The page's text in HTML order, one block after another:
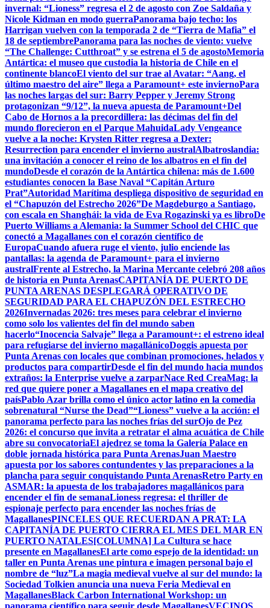
invernal: “Lioness” regresa el 2 de agosto con Zoe Saldaña y
Nicole Kidman en modo guerraPanorama bajo techo: los
Harrigan vuelven con la temporada 2 de “Tierra de Mafia” el
18 de septiembrePanorama para las noches de viento: vuelve
“The Challenge: Cutthroat” y se estrena el 5 de agostoMemoria
Antártica: el museo que custodia la historia de Chile en el
continente blancoEl viento del sur trae al Avatar: “Aang, el
último maestro del aire” llega a Paramount+ este inviernoPara
las noches largas del sur: Barry Pepper y Jeremy Strong
protagonizan “9/12”, la nueva apuesta de Paramount+Del
Cabo de Hornos a la precordillera: las décimas del fin del
mundo florecieron en el Parque MahuidaLady Vengeance
vuelve a la noche: Krysten Ritter regresa a Dexter:
Resurrection para encender el invierno australAlbatroslandia:
una invitación a conocer el reino de los albatros en el fin del
mundoDesde el corazón de la Antártica chilena: más de 1.600
estudiantes conocen la Base Naval “Capitán Arturo
Prat”Autoridad Marítima despliega dispositivo de seguridad en
el “Chapuzón del Estrecho 2026”De Magdeburgo a Santiago,
con escala en Shanghái: la vida de Eva Rogazinski ya es libroDe
Puerto Williams a Alemania: la Summer School del CHIC que
conectó a Magallanes con el corazón científico de
EuropaCuando afuera ruge el viento, julio enciende las
pantallas: la agenda de Paramount+ para el invierno
australFrente al Estrecho, la Marina Mercante celebró 208 años
de historia en Punta ArenasCAPITANÍA DE PUERTO DE
PUNTA ARENAS DESPLEGARÁ OPERATIVO DE
SEGURIDAD PARA EL CHAPUZÓN DEL ESTRECHO
2026Invernadas 2026: tres meses para celebrar el invierno
como solo los valientes del fin del mundo saben
hacerlo“Inocencia Salvaje” llega a Paramount+: el estreno ideal
para refugiarse del invierno magallánicoDoggis apuesta por
Punta Arenas con locales que combinan promociones, helados y
productos para compartirDesde el fin del mundo hacia mundos
extraños: la Enterprise vuelve a zarparNace Red CreaMag: la
red que quiere poner a Magallanes en el mapa creativo del
paísPablo Azar brilla como el único actor latino en la comedia
sobrenatural “Nurse the Dead”“Lioness” vuelve a la acción: el
panorama perfecto para las noches frías del surOjo de Pez
2026: el concurso que invita a retratar el alma acuática de Chile
abre su convocatoriaEl ajedrez se toma la Galería Palace en
doble jornada histórica para Punta ArenasJuan Maestro
apuesta por los sabores contundentes y las preparaciones a la
plancha para seguir conquistando Punta ArenasRetro Party en
ASMAR: la apuesta de los trabajadores magallánicos para
encender el fin de semanaLioness regresa: el thriller de
espionaje perfecto para encender las noches frías de
MagallanesPINCELES QUE RECUERDAN A PRAT: LA
CAPITANÍA DE PUERTO CIERRA EL MES DEL MAR EN
PUERTO NATALES[COLUMNA] La Cultura se hace
presente en MagallanesEl arte como espejo de la identidad: un
taller en Punta Arenas une pintura e imagen personal bajo el
nombre de “luz”La magia medieval vuelve al sur del mundo: la
Sociedad Tolkien anuncia una nueva Feria Medieval en
MagallanesBlack Carbon International Workshop: un